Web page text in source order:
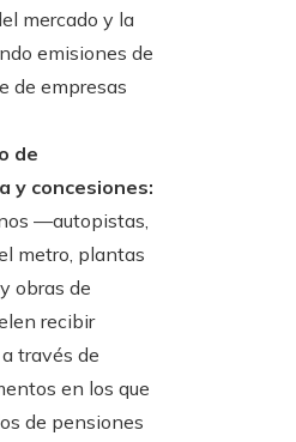
mercado y la
emisiones de
de empresas
de
y concesiones:
—autopistas,
metro, plantas
obras de
recibir
través de
en los que
de pensiones